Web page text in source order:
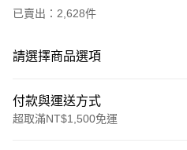
已賣出：2,628件
請選擇商品選項
付款與運送方式
超取滿NT$1,500免運